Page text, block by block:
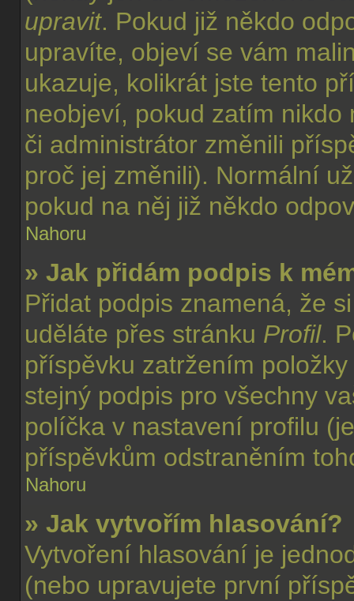
upravit. Pokud již někdo
upravíte, objeví se vám
ukazuje, kolikrát jste tento
neobjeví, pokud zatím
či administrátor změnili
proč jej změnili). Normální
pokud na něj již někdo
Nahoru
» Jak přidám podpis k
Přidat podpis znamená, že
uděláte přes stránku Profil.
příspěvku zatržením položky
stejný podpis pro všechny
políčka v nastavení profilu
příspěvkům odstraněním
Nahoru
» Jak vytvořím hlasování?
Vytvoření hlasování je
(nebo upravujete první